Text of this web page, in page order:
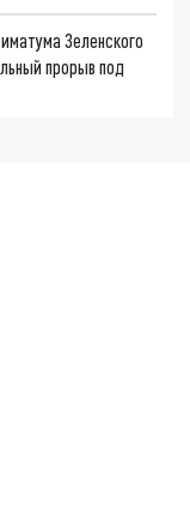
Зеленского
прорыв под